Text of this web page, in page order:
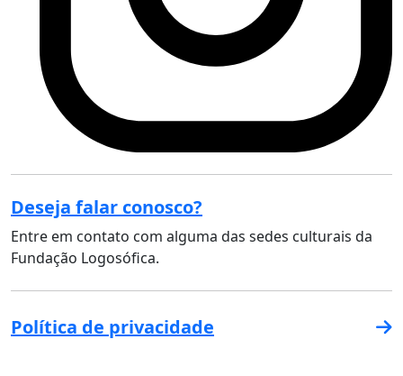
Deseja falar conosco?
Entre em contato com alguma das sedes culturais da
Fundação Logosófica.
Política de privacidade